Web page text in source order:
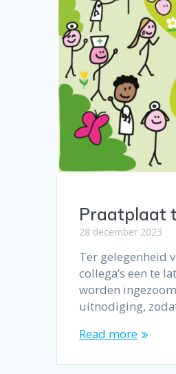
Praatplaat
28 december 2023
Ter gelegenheid
collega’s een te
worden
uitnodiging,
Read more